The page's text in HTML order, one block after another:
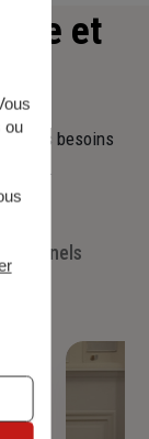
et
vos besoins
ou